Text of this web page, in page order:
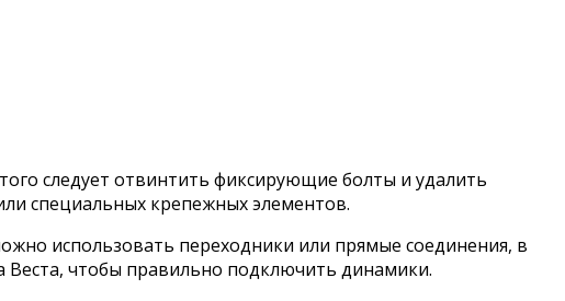
следует отвинтить фиксирующие болты и удалить
специальных крепежных элементов.
использовать переходники или прямые соединения, в
Веста, чтобы правильно подключить динамики.